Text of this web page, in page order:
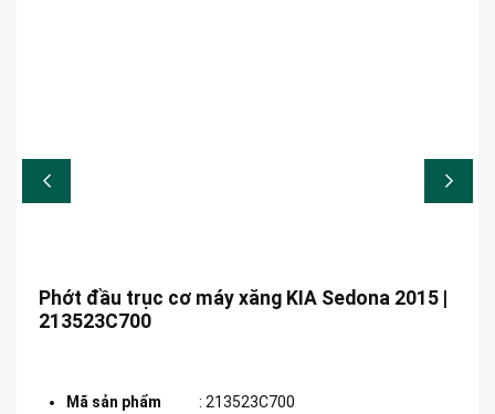
Phớt đầu trục cơ máy xăng KIA Sedona 2015 |
213523C700
Mã sản phẩm : 213523C700